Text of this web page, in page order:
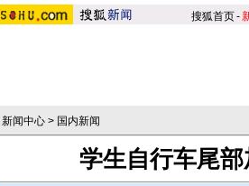
搜狐首页-
新闻中心 > 国内新闻
学生自行车尾